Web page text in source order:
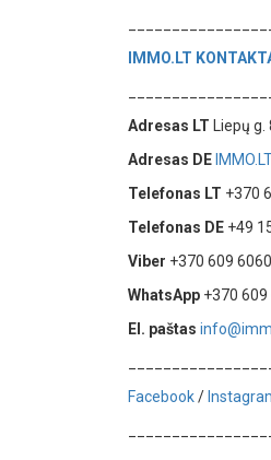
IMMO.LT
Adresas LT
Liepų
Adresas DE
Telefonas LT +370
Telefonas DE +49
Viber +370 609
WhatsApp +370
El. paštas
Facebook/